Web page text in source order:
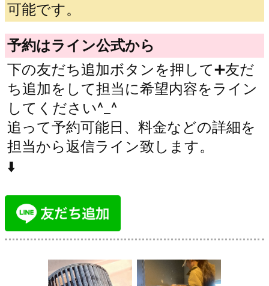
可能です。
予約はライン公式から
下の友だち追加ボタンを押して➕友だ
ち追加をして担当に希望内容をライン
してください^_^
追って予約可能日、料金などの詳細を
担当から返信ライン致します。
⬇️